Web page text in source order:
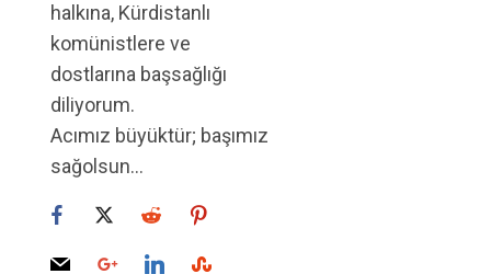
halkına, Kürdistanlı
komünistlere ve
dostlarına başsağlığı
diliyorum.
Acımız büyüktür; başımız
sağolsun…